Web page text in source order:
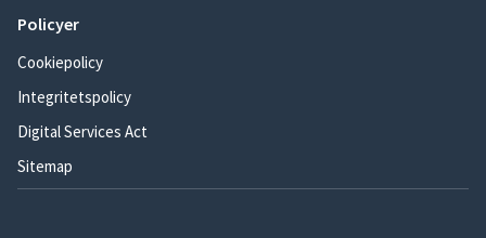
Policyer
Cookiepolicy
Integritetspolicy
Digital Services Act
Sitemap